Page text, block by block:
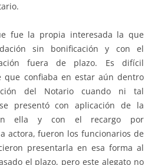
fue la propia interesada la que
sin bonificación y con el
fuera de plazo. Es difícil
que confiaba en estar aún dentro
del Notario cuando ni tal
presentó con aplicación de la
ella y con el recargo por
actora, fueron los funcionarios de
presentarla en esa forma al
el plazo, pero este alegato no